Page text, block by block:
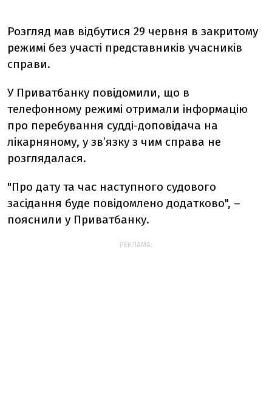
Розгляд мав відбутися 29 червня в закритому
режимі без участі представників учасників
справи.
У Приватбанку повідомили, що в
телефонному режимі отримали інформацію
про перебування судді-доповідача на
лікарняному, у зв’язку з чим справа не
розглядалася.
"Про дату та час наступного судового
засідання буде повідомлено додатково", –
пояснили у Приватбанку.
РЕКЛАМА: